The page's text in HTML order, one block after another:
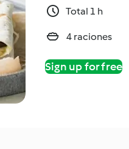
Total 1 h
4 raciones
Sign up for free